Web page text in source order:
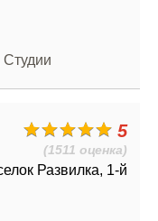
Студии
5
(1511 оценка)
Развилка, 1-й